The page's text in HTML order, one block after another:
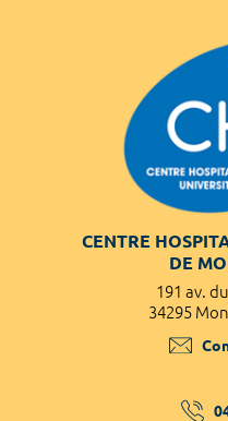
CENTRE
DE
191 av.
34295